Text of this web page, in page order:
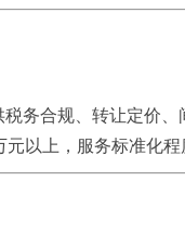
务合规、转让定价
以上，服务标准化